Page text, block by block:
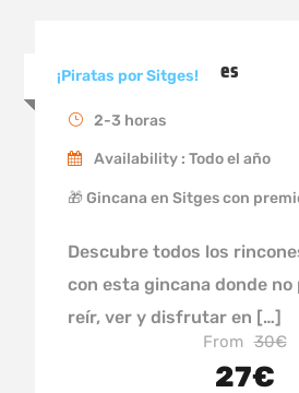
¡Piratas por Sitges!
Gincana Pirata Sitges
2-3 horas
Availability : Todo el año
🎁 Gincana en Sitges con
Descubre todos los
con esta gincana donde no
reír, ver y disfrutar en […]
From 30€
27€